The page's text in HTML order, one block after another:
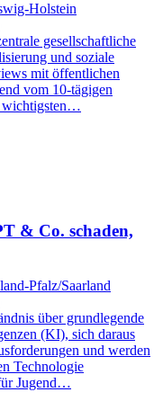
Holstein
gesellschaftliche
und soziale
mit öffentlichen
vom 10-tägigen
wichtigsten…
& Co. schaden,
Pfalz/Saarland
über grundlegende
(KI), sich daraus
und werden
Technologie
Jugend…